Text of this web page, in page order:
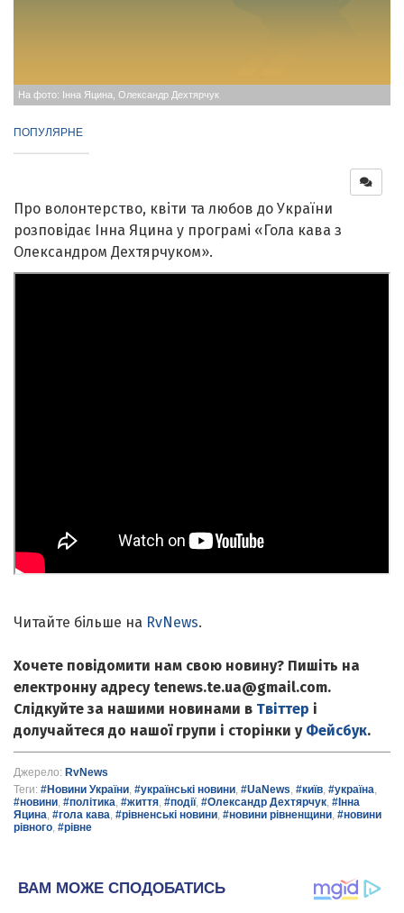
На фото: Інна Яцина, Олександр Дехтярчук
ПОПУЛЯРНЕ
Про волонтерство, квіти та любов до України
розповідає Інна Яцина у програмі «Гола кава з
Олександром Дехтярчуком».
Читайте більше на RvNews.
Хочете повідомити нам свою новину? Пишіть на
електронну адресу tenews.te.ua@gmail.com.
Слідкуйте за нашими новинами в Твіттер і
долучайтеся до нашої групи і сторінки у Фейсбук.
Джерело: RvNews
Теги: #Новини України, #українські новини, #UaNews, #київ, #україна,
#новини, #політика, #життя, #події, #Олександр Дехтярчук, #Інна
Яцина, #гола кава, #рівненські новини, #новини рівненщини, #новини
рівного, #рівне